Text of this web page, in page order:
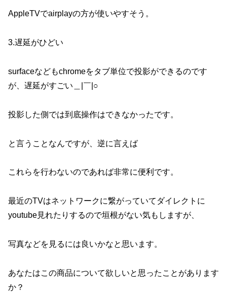
AppleTVでairplayの方が使いやすそう。
3.遅延がひどい
surfaceなどもchromeをタブ単位で投影ができるのです
が、遅延がすごい＿|￣|○
投影した側では到底操作はできなかったです。
と言うことなんですが、逆に言えば
これらを行わないのであれば非常に便利です。
最近のTVはネットワークに繋がっていてダイレクトに
youtube見れたりするので垣根がない気もしますが、
写真などを見るには良いかなと思います。
あなたはこの商品について欲しいと思ったことがあります
か？